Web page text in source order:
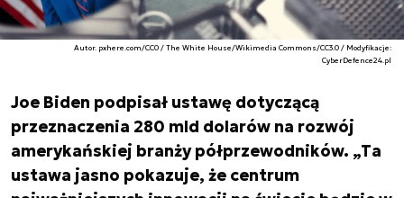
Autor. pxhere.com/CC0 / The White House/Wikimedia Commons/CC3.0 / Modyfikacje:
CyberDefence24.pl
Joe Biden podpisał ustawę dotyczącą
przeznaczenia 280 mld dolarów na rozwój
amerykańskiej branży półprzewodników. „Ta
ustawa jasno pokazuje, że centrum